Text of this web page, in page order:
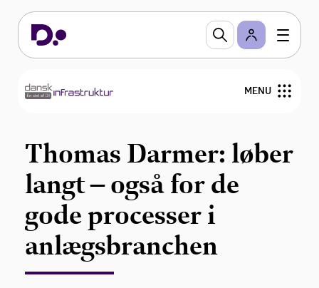
MENU
Om Dansk Infrastruktur
Thomas Darmer: løber
langt – også for de
gode processer i
anlægsbranchen